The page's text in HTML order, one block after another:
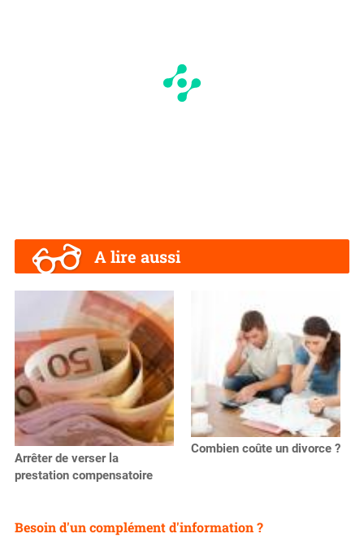
A lire aussi
Arrêter de verser la
prestation compensatoire
Combien coûte un divorce ?
Besoin d'un complément d'information ?